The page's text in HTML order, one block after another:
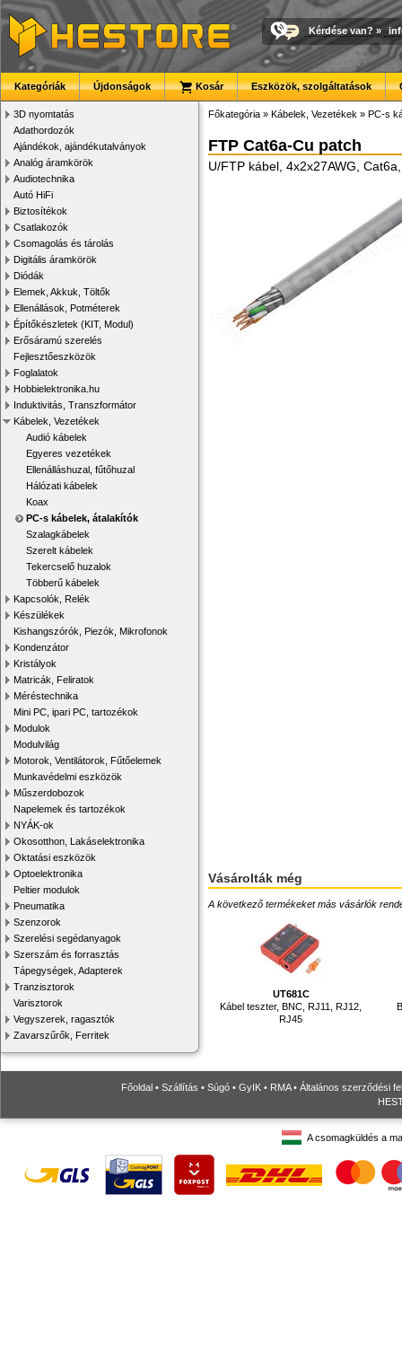
Kérdése van? »
Kategóriák Újdonságok Kosár Eszközök, szolgáltatások
3D nyomtatás
Adathordozók
Ajándékok, ajándékutalványok
Analóg áramkörök
Audiotechnika
Autó HiFi
Biztosítékok
Csatlakozók
Csomagolás és tárolás
Digitális áramkörök
Diódák
Elemek, Akkuk, Töltők
Ellenállások, Potméterek
Építőkészletek (KIT, Modul)
Erősáramú szerelés
Fejlesztőeszközök
Foglalatok
Hobbielektronika.hu
Induktivitás, Transzformátor
Kábelek, Vezetékek
Audió kábelek
Egyeres vezetékek
Ellenálláshuzal, fűtőhuzal
Hálózati kábelek
Koax
PC-s kábelek, átalakítók
Szalagkábelek
Szerelt kábelek
Tekercselő huzalok
Többerű kábelek
Kapcsolók, Relék
Készülékek
Kishangszórók, Piezók, Mikrofonok
Kondenzátor
Kristályok
Matricák, Feliratok
Méréstechnika
Mini PC, ipari PC, tartozékok
Modulok
Modulvilág
Motorok, Ventilátorok, Fűtőelemek
Munkavédelmi eszközök
Műszerdobozok
Napelemek és tartozékok
NYÁK-ok
Okosotthon, Lakáselektronika
Oktatási eszközök
Optoelektronika
Peltier modulok
Pneumatika
Szenzorok
Szerelési segédanyagok
Szerszám és forrasztás
Tápegységek, Adapterek
Tranzisztorok
Varisztorok
Vegyszerek, ragasztók
Zavarszűrők, Ferritek
Főkategória » Kábelek, Vezetékek » PC-s
FTP Cat6a-Cu patch
U/FTP kábel, 4x2x27AWG,
Vásárolták még
A következő termékeket más vásárlók
UT681C
Kábel teszter, BNC, RJ11, RJ12,
RJ45
Főoldal • Szállítás • Súgó • GyIK • RMA• Általános szerződési
A csomagküldés a